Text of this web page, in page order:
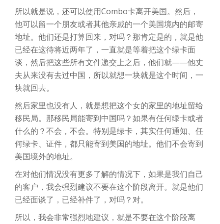
所以就是说，还可以使用Combo卡离开美国。然后，
他可以留一个朋友或者其他亲戚的一个美国境内的邮寄
地址。他们还是打算回来，对吗？那肯定是的，就是他
已经在这待将近两年了，一直就是等着把这个绿卡面
谈，然后把这些所有文件递交上之后，他们就——他丈
夫从来没有去过中国，所以就想一块就是这个时间，一
块就回去。
然后家里也没有人，就是想把这个女的家里的地址留给
移民局。那移民局能寄到中国吗？如果有任何绿卡或者
什么的？不会，不会。特别是绿卡，其实任何通知、任
何绿卡、证件，都只能寄到美国的地址。他们不会寄到
美国境外的地址。
在对他们情况没有更多了解的情况下，如果是我们自己
的客户，我会强烈建议不要在这个阶段离开。就是他们
已经面谈了，已经补件了，对吗？对。
所以，我会非常强烈地建议，就是不要在这个阶段离